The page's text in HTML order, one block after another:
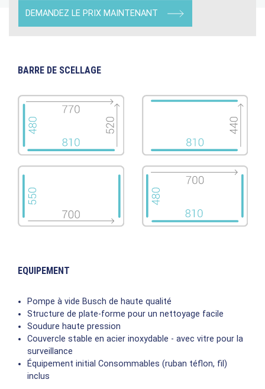
DEMANDEZ LE PRIX MAINTENANT
BARRE DE SCELLAGE
EQUIPEMENT
Pompe à vide Busch de haute qualité
Structure de plate-forme pour un nettoyage facile
Soudure haute pression
Couvercle stable en acier inoxydable - avec vitre pour la
surveillance
Équipement initial Consommables (ruban téflon, fil)
inclus